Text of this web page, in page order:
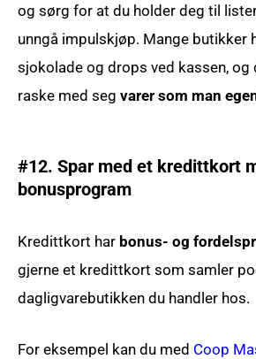
og sørg for at du holder deg til
unngå impulskjøp. Mange butikker
sjokolade og drops ved kassen, og
raske med segvarer som man
#12. Spar med et kredittkort
bonusprogram
Kredittkort har bonus- og
gjerne et kredittkort som samler
dagligvarebutikken du handler hos.
For eksempel kan du med Coop